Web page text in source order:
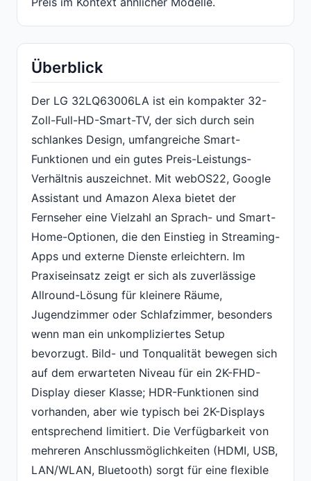
Überblick
Der LG 32LQ63006LA ist ein kompakter 32-
Zoll-Full-HD-Smart-TV, der sich durch sein
schlankes Design, umfangreiche Smart-
Funktionen und ein gutes Preis-Leistungs-
Verhältnis auszeichnet. Mit webOS22, Google
Assistant und Amazon Alexa bietet der
Fernseher eine Vielzahl an Sprach- und Smart-
Home-Optionen, die den Einstieg in Streaming-
Apps und externe Dienste erleichtern. Im
Praxiseinsatz zeigt er sich als zuverlässige
Allround-Lösung für kleinere Räume,
Jugendzimmer oder Schlafzimmer, besonders
wenn man ein unkompliziertes Setup
bevorzugt. Bild- und Tonqualität bewegen sich
auf dem erwarteten Niveau für ein 2K-FHD-
Display dieser Klasse; HDR-Funktionen sind
vorhanden, aber wie typisch bei 2K-Displays
entsprechend limitiert. Die Verfügbarkeit von
mehreren Anschlussmöglichkeiten (HDMI, USB,
LAN/WLAN, Bluetooth) sorgt für eine flexible